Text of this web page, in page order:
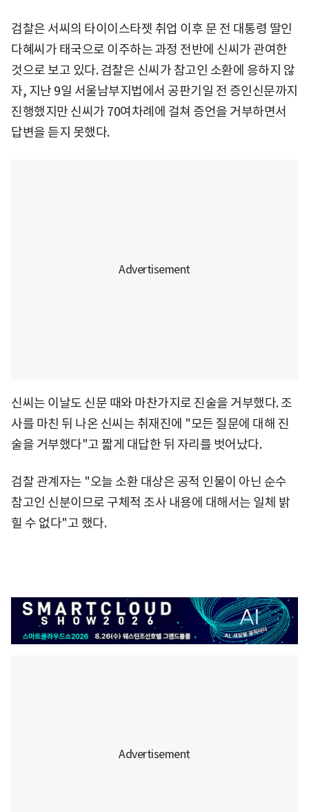
검찰은 서씨의 타이이스타젯 취업 이후 문 전 대통령 딸인
다혜씨가 태국으로 이주하는 과정 전반에 신씨가 관여한
것으로 보고 있다. 검찰은 신씨가 참고인 소환에 응하지 않
자, 지난 9일 서울남부지법에서 공판기일 전 증인신문까지
진행했지만 신씨가 70여차례에 걸쳐 증언을 거부하면서
답변을 듣지 못했다.
신씨는 이날도 신문 때와 마찬가지로 진술을 거부했다. 조
사를 마친 뒤 나온 신씨는 취재진에 "모든 질문에 대해 진
술을 거부했다"고 짧게 대답한 뒤 자리를 벗어났다.
검찰 관계자는 "오늘 소환 대상은 공적 인물이 아닌 순수
참고인 신분이므로 구체적 조사 내용에 대해서는 일체 밝
힐 수 없다"고 했다.